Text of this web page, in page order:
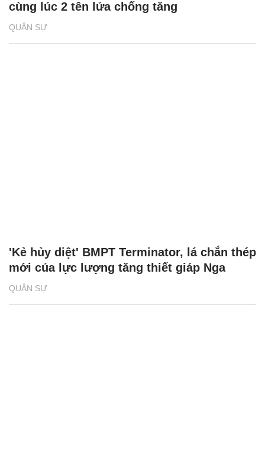
QUÂN SỰ
cùng lúc 2 tên lửa chống tăng
QUÂN SỰ
'Kẻ hủy diệt' BMPT Terminator, lá chắn thép
mới của lực lượng tăng thiết giáp Nga